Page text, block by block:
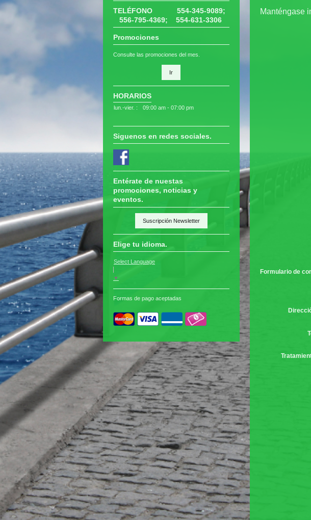
Manténgase
Formulario de
TELÉFONO 554-345-9089;
556-795-4369; 554-631-3306
Promociones
Consulte las promociones del mes.
Ir
HORARIOS
lun.-vier. : 09:00 am - 07:00 pm
Siguenos en redes sociales.
Entérate de nuestas
promociones, noticias y
eventos.
Suscripción Newsletter
Elige tu idioma.
Select Language
▼
Formas de pago aceptadas